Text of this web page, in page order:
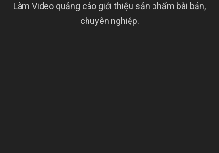
Làm Video quảng cáo giới thiệu sản phẩm bài bản,
chuyên nghiệp.